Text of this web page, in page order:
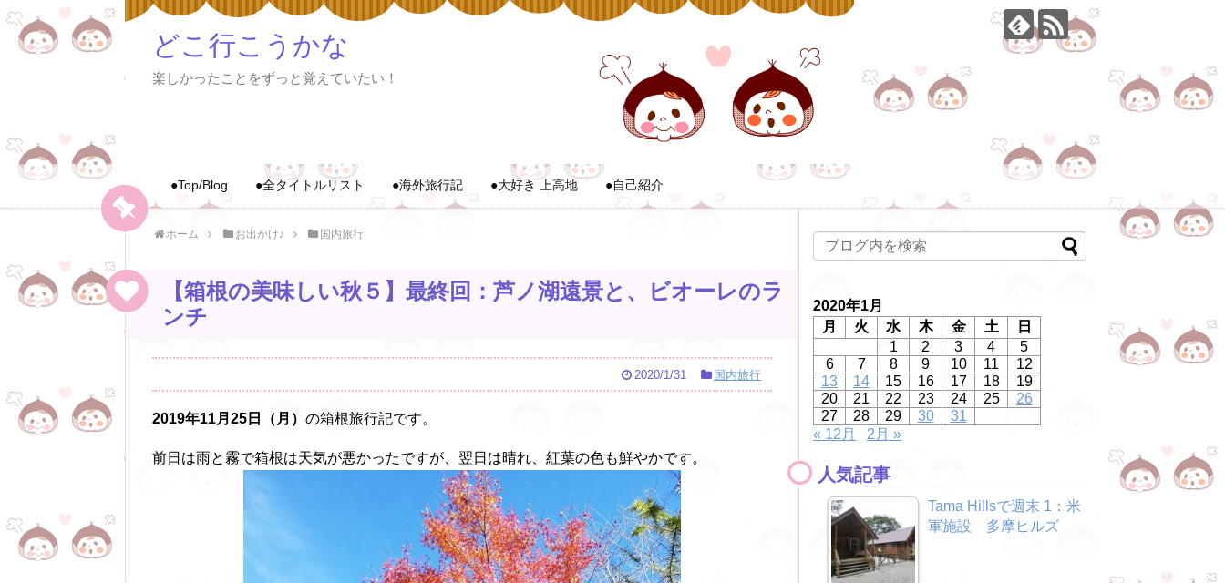
どこ行こうかな
楽しかったことをずっと覚えていたい！
●Top/Blog ●全タイトルリスト ●海外旅行記 ●大好き 上高地 ●自己紹介
ホーム お出かけ♪ 国内旅行
【箱根の美味しい秋５】最終回：芦ノ湖遠景と、ビオーレのラ
ンチ
2020/1/31 国内旅行
2019年11月25日（月） の箱根旅行記です。
前日は雨と霧で箱根は天気が悪かったですが、翌日は晴れ、紅葉の色も鮮やかです。
2020年1月
月
火 水 木 金 土
日
1
2 3 4
5
6
7 8 9 10 11
12
13
14 15 16 17 18
19
20
21 22 23 24 25
26
27
28 29 30
31
« 12月
2月 »
人気記事
Tama Hillsで週末 1：米
軍施設 多摩ヒルズ